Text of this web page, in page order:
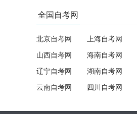
全国自考网
北京自考网 上海自考网
山西自考网 海南自考网
辽宁自考网 湖南自考网
云南自考网 四川自考网